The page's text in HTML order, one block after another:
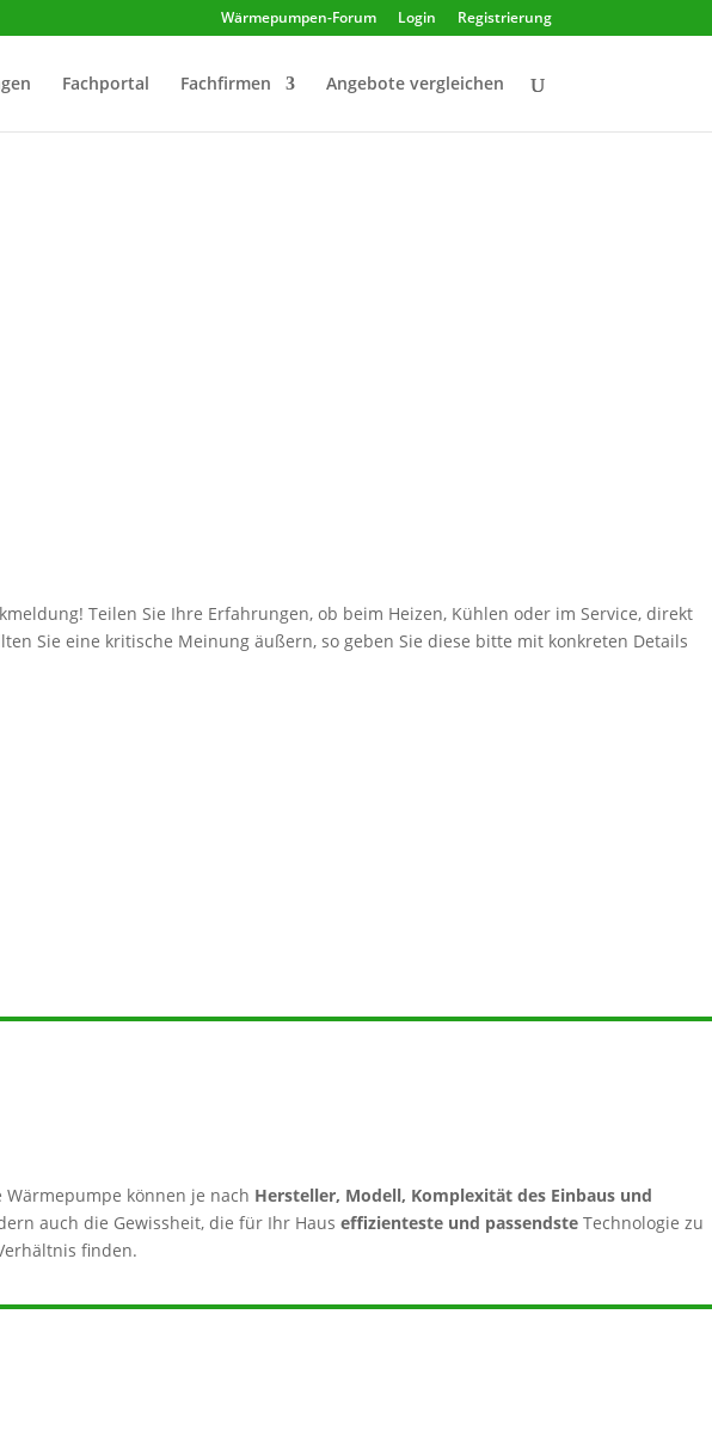
Wärmepumpen-Forum Login Registrierung
Fachportal Fachfirmen Angebote vergleichen
Teilen Sie Ihre Erfahrungen, ob beim Heizen, Kühlen oder im Service, direkt
Sie eine kritische Meinung äußern, so geben Sie diese bitte mit konkreten Details
können je nach Hersteller, Modell, Komplexität des Einbaus und
auch die Gewissheit, die für Ihr Haus effizienteste und passendste Technologie zu
finden.